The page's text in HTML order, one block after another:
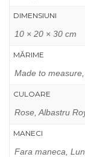
DIMENSIUNI
10 × 20 × 30 cm
MĂRIME
Made to
CULOARE
Rose, Albastru
MANECI
Fara maneca,